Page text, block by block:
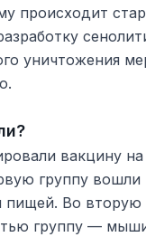
происходит
уничтожения
вакцину
группу
пищей. Во
группу —